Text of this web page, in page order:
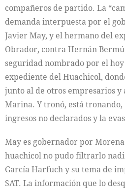
compañeros de partido. La
demanda interpuesta por el
Javier May, y el hermano del
Obrador, contra Hernán
seguridad nombrado por el
expediente del Huachicol,
junto al de otros empresarios y
Marina. Y tronó, está tronando,
ingresos no declarados y la
May es gobernador por
huachicol no pudo filtrarlo
García Harfuch y su tema de
SAT. La información que lo